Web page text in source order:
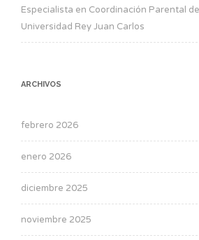
Especialista en Coordinación Parental
Universidad Rey Juan Carlos
ARCHIVOS
febrero 2026
enero 2026
diciembre 2025
noviembre 2025